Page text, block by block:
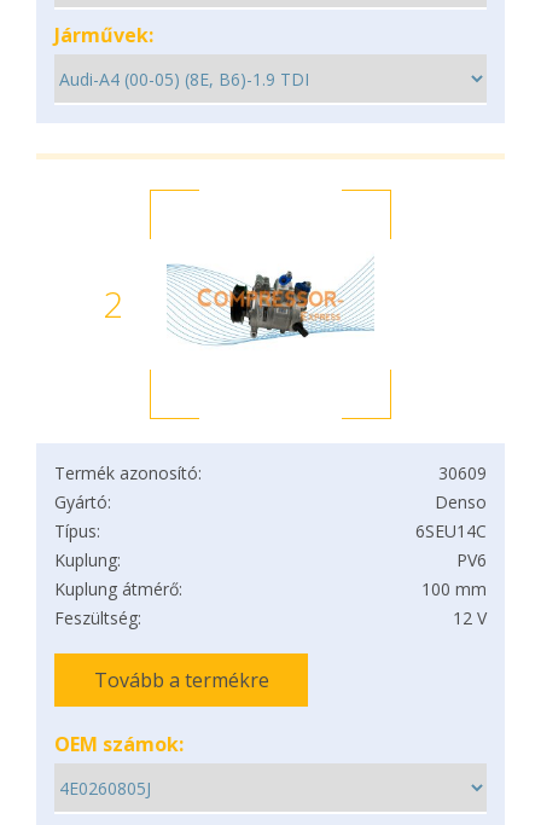
Járművek:
2
Termék azonosító:
30609
Gyártó:
Denso
Típus:
6SEU14C
Kuplung:
PV6
Kuplung átmérő:
100 mm
Feszültség:
12 V
Tovább a termékre
OEM számok: